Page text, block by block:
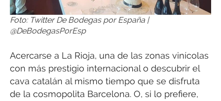
Foto: Twitter De Bodegas por España |
@DeBodegasPorEsp
Acercarse a La Rioja, una de las zonas vinícolas
con más prestigio internacional o descubrir el
cava catalán al mismo tiempo que se disfruta
de la cosmopolita Barcelona. O, si lo prefiere,